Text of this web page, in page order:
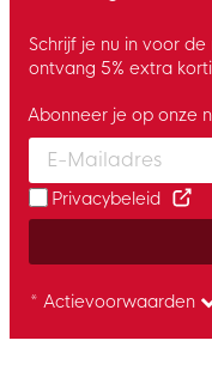
Schrijf je nu in voor
ontvang 5% extra
Enter your email and
Abonneer je op onze
Privacybeleid
* Actievoorwaarden